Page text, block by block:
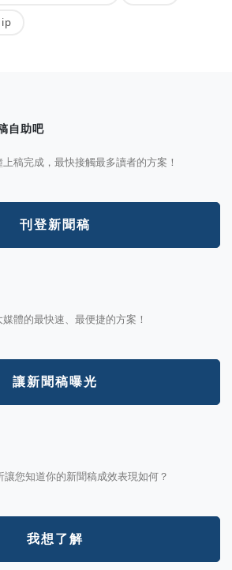
自助吧
稿完成，最快接觸最多讀者的方案！
刊登新聞稿
體的最快速、最便捷的方案！
讓新聞稿曝光
您知道你的新聞稿成效表現如何？
我想了解